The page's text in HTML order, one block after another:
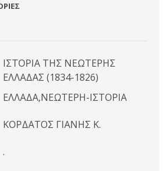
ΙΣΤΟΡΙΑ ΤΗΣ ΝΕΩΤΕΡΗΣ
ΕΛΛΑΔΑΣ (1834-1826)
ΕΛΛΑΔΑ,ΝΕΩΤΕΡΗ-ΙΣΤΟΡΙΑ
ΚΟΡΔΑΤΟΣ ΓΙΑΝΗΣ Κ.
.